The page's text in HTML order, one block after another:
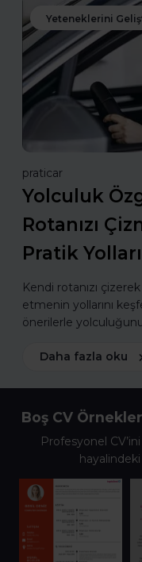
Yeteneklerini
praticar
Yolculuk
Rotanızı
Pratik Yolları
Kendi rotanızı
etmenin yollarını
önerilerle
Daha fazla oku
Boş CV
Profesyonel